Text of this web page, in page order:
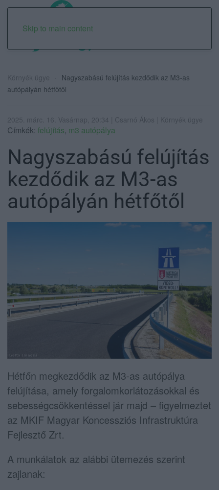
Skip to main content
Környék ügye
Nagyszabású felújítás kezdődik az M3-as
autópályán hétfőtől
2025. márc. 16. Vasárnap, 20:34 | Csarnó Ákos | Környék ügye
Címkék: felújítás, m3 autópálya
Nagyszabású felújítás
kezdődik az M3-as
autópályán hétfőtől
Hétfőn megkezdődik az M3-as autópálya
felújítása, amely forgalomkorlátozásokkal és
sebességcsökkentéssel jár majd – figyelmeztet
az MKIF Magyar Koncessziós Infrastruktúra
Fejlesztő Zrt.
A munkálatok az alábbi ütemezés szerint
zajlanak: